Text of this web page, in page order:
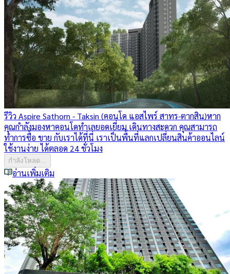
รีวิว Aspire Sathorn - Taksin (คอนโด แอสไพร์ สาทร-ตากสิน)หาก
คุณกำลังมองหาคอนโดทำเลยอดเยี่ยม เดินทางสะดวก คุณสามารถ
ทำการซื้อ ขาย กับเราได้ที่นี่ เราเป็นพื้นที่แลกเปลี่ยนสินค้าออนไลน์
ใช้งานง่าย ได้ตลอด 24 ชั่วโมง
กำลังโหลด...
อ่านเพิ่มเติม